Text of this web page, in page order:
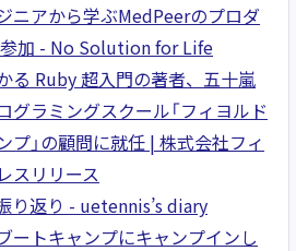
ニアから学ぶMedPeerのプロダ
加 - No Solution for Life
る Ruby 超入門の著者、五十嵐
グラミングスクール「フィヨルド
プ」の顧問に就任 | 株式会社フィ
スリリース
り返り - uetennis’s diary
ートキャンプにキャンプインし